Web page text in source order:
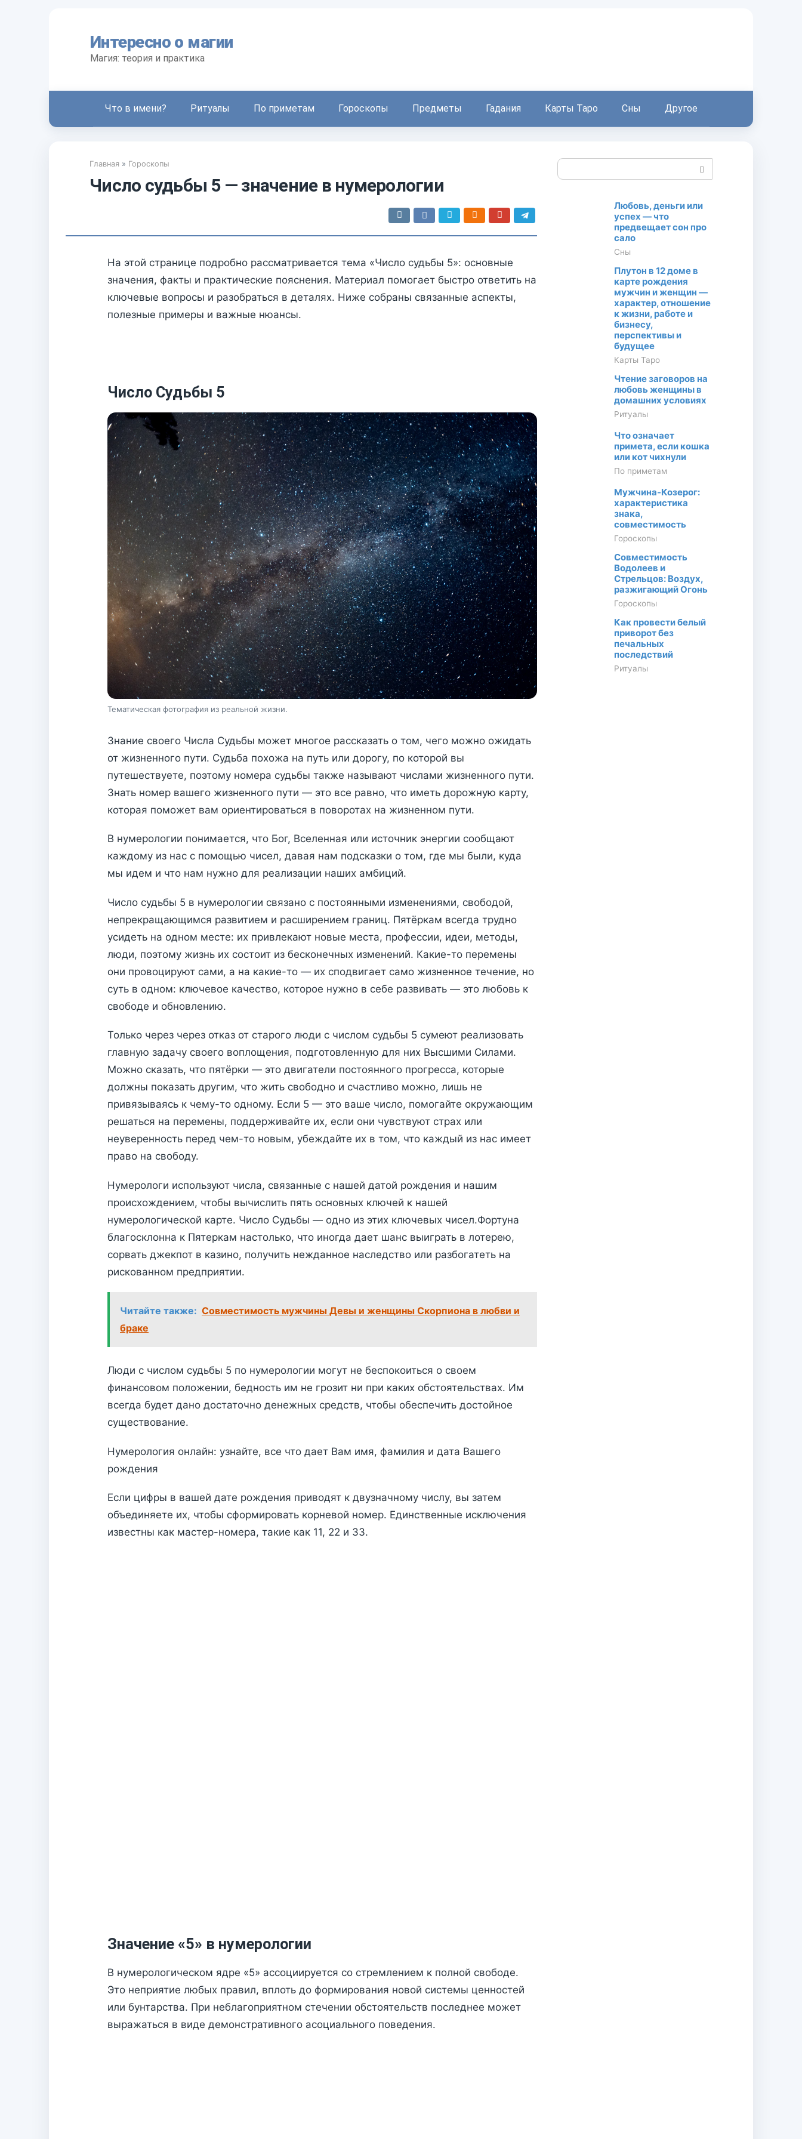
Интересно о магии
Магия: теория и практика
Что в имени? Ритуалы По приметам Гороскопы Предметы Гадания Карты Таро Сны Другое
Главная » Гороскопы
Число судьбы 5 — значение в нумерологии
На этой странице подробно рассматривается тема «Число судьбы 5»: основные
значения, факты и практические пояснения. Материал помогает быстро ответить на
ключевые вопросы и разобраться в деталях. Ниже собраны связанные аспекты,
полезные примеры и важные нюансы.
Число Судьбы 5
Тематическая фотография из реальной жизни.
Знание своего Числа Судьбы может многое рассказать о том, чего можно ожидать
от жизненного пути. Судьба похожа на путь или дорогу, по которой вы
путешествуете, поэтому номера судьбы также называют числами жизненного пути.
Знать номер вашего жизненного пути — это все равно, что иметь дорожную карту,
которая поможет вам ориентироваться в поворотах на жизненном пути.
В нумерологии понимается, что Бог, Вселенная или источник энергии сообщают
каждому из нас с помощью чисел, давая нам подсказки о том, где мы были, куда
мы идем и что нам нужно для реализации наших амбиций.
Число судьбы 5 в нумерологии связано с постоянными изменениями, свободой,
непрекращающимся развитием и расширением границ. Пятёркам всегда трудно
усидеть на одном месте: их привлекают новые места, профессии, идеи, методы,
люди, поэтому жизнь их состоит из бесконечных изменений. Какие-то перемены
они провоцируют сами, а на какие-то — их сподвигает само жизненное течение, но
суть в одном: ключевое качество, которое нужно в себе развивать — это любовь к
свободе и обновлению.
Только через через отказ от старого люди с числом судьбы 5 сумеют реализовать
главную задачу своего воплощения, подготовленную для них Высшими Силами.
Можно сказать, что пятёрки — это двигатели постоянного прогресса, которые
должны показать другим, что жить свободно и счастливо можно, лишь не
привязываясь к чему-то одному. Если 5 — это ваше число, помогайте окружающим
решаться на перемены, поддерживайте их, если они чувствуют страх или
неуверенность перед чем-то новым, убеждайте их в том, что каждый из нас имеет
право на свободу.
Нумерологи используют числа, связанные с нашей датой рождения и нашим
происхождением, чтобы вычислить пять основных ключей к нашей
нумерологической карте. Число Судьбы — одно из этих ключевых чисел.Фортуна
благосклонна к Пятеркам настолько, что иногда дает шанс выиграть в лотерею,
сорвать джекпот в казино, получить нежданное наследство или разбогатеть на
рискованном предприятии.
Читайте также: Совместимость мужчины Девы и женщины Скорпиона в любви и
браке
Люди с числом судьбы 5 по нумерологии могут не беспокоиться о своем
финансовом положении, бедность им не грозит ни при каких обстоятельствах. Им
всегда будет дано достаточно денежных средств, чтобы обеспечить достойное
существование.
Нумерология онлайн: узнайте, все что дает Вам имя, фамилия и дата Вашего
рождения
Если цифры в вашей дате рождения приводят к двузначному числу, вы затем
объединяете их, чтобы сформировать корневой номер. Единственные исключения
известны как мастер-номера, такие как 11, 22 и 33.
Значение «5» в нумерологии
В нумерологическом ядре «5» ассоциируется со стремлением к полной свободе.
Это неприятие любых правил, вплоть до формирования новой системы ценностей
или бунтарства. При неблагоприятном стечении обстоятельств последнее может
выражаться в виде демонстративного асоциального поведения.
П
о
Любовь, деньги или
успех — что
предвещает сон про
сало
Сны
Плутон в 12 доме в
карте рождения
мужчин и женщин —
характер, отношение
к жизни, работе и
бизнесу,
перспективы и
будущее
Карты Таро
Чтение заговоров на
любовь женщины в
домашних условиях
Ритуалы
Что означает
примета, если кошка
или кот чихнули
По приметам
Мужчина-Козерог:
характеристика
знака,
совместимость
Гороскопы
Совместимость
Водолеев и
Стрельцов: Воздух,
разжигающий Огонь
Гороскопы
Как провести белый
приворот без
печальных
последствий
Ритуалы